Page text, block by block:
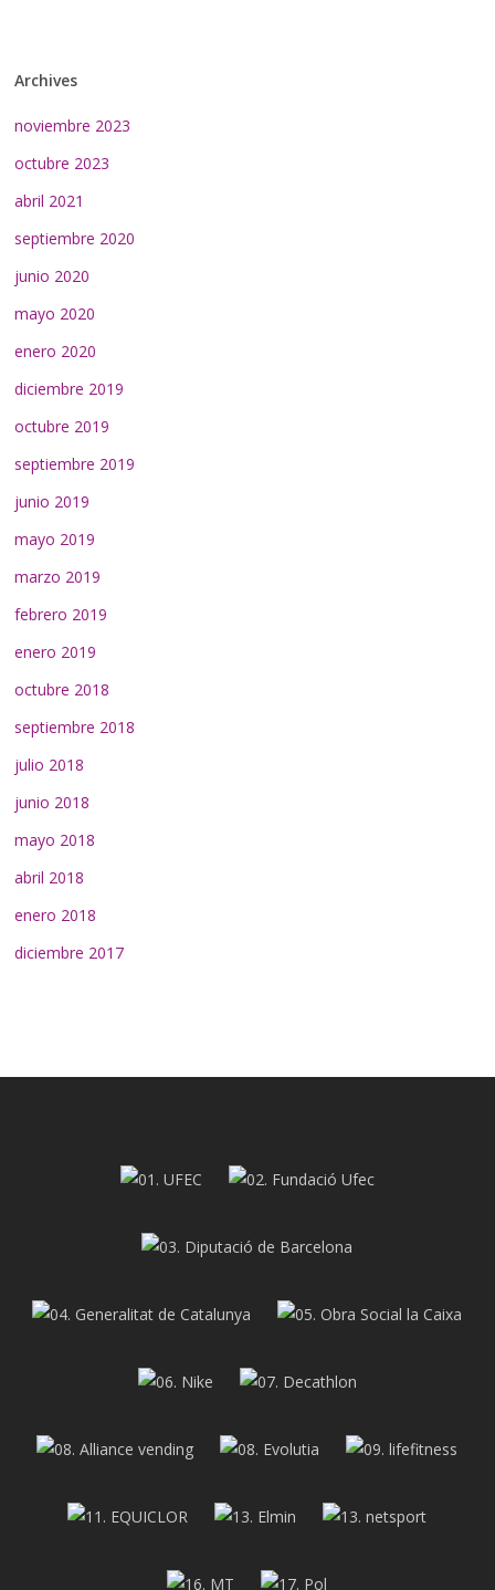
Archives
noviembre 2023
octubre 2023
abril 2021
septiembre 2020
junio 2020
mayo 2020
enero 2020
diciembre 2019
octubre 2019
septiembre 2019
junio 2019
mayo 2019
marzo 2019
febrero 2019
enero 2019
octubre 2018
septiembre 2018
julio 2018
junio 2018
mayo 2018
abril 2018
enero 2018
diciembre 2017